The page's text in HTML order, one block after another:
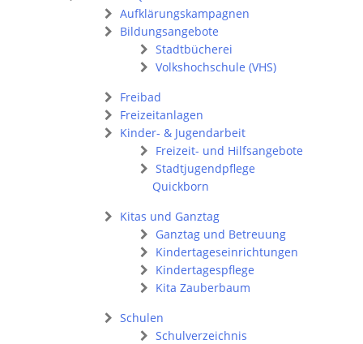
Aufklärungskampagnen
Bildungsangebote
Stadtbücherei
Volkshochschule (VHS)
Freibad
Freizeitanlagen
Kinder- & Jugendarbeit
Freizeit- und Hilfsangebote
Stadtjugendpflege
Quickborn
Kitas und Ganztag
Ganztag und Betreuung
Kindertageseinrichtungen
Kindertagespflege
Kita Zauberbaum
Schulen
Schulverzeichnis